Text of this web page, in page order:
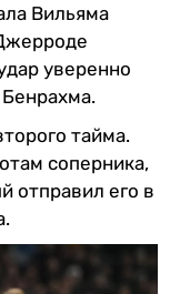
Вильяма
уверенно
тайма.
соперника,
отправил его в